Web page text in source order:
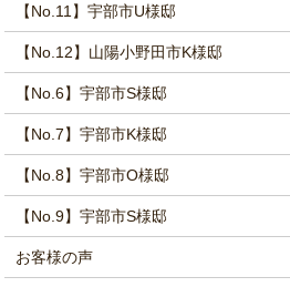
【No.11】宇部市U様邸
【No.12】山陽小野田市K様邸
【No.6】宇部市S様邸
【No.7】宇部市K様邸
【No.8】宇部市O様邸
【No.9】宇部市S様邸
お客様の声